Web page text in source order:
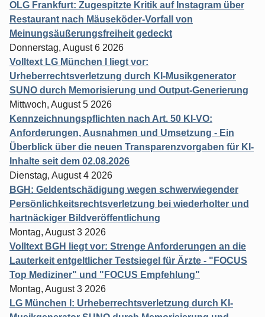
OLG Frankfurt: Zugespitzte Kritik auf Instagram über
Restaurant nach Mäuseköder-Vorfall von
Meinungsäußerungsfreiheit gedeckt
Donnerstag, August 6 2026
Volltext LG München I liegt vor:
Urheberrechtsverletzung durch KI-Musikgenerator
SUNO durch Memorisierung und Output-Generierung
Mittwoch, August 5 2026
Kennzeichnungspflichten nach Art. 50 KI-VO:
Anforderungen, Ausnahmen und Umsetzung - Ein
Überblick über die neuen Transparenzvorgaben für KI-
Inhalte seit dem 02.08.2026
Dienstag, August 4 2026
BGH: Geldentschädigung wegen schwerwiegender
Persönlichkeitsrechtsverletzung bei wiederholter und
hartnäckiger Bildveröffentlichung
Montag, August 3 2026
Volltext BGH liegt vor: Strenge Anforderungen an die
Lauterkeit entgeltlicher Testsiegel für Ärzte - "FOCUS
Top Mediziner" und "FOCUS Empfehlung"
Montag, August 3 2026
LG München I: Urheberrechtsverletzung durch KI-